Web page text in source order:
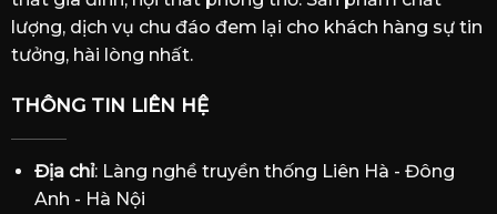
lượng, dịch vụ chu đáo đem lại cho khách hàng sự tin
tưởng, hài lòng nhất.
THÔNG TIN LIÊN HỆ
Địa chỉ: Làng nghề truyền thống Liên Hà - Đông
Anh - Hà Nội